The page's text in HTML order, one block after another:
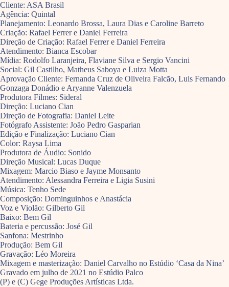
Cliente: ASA Brasil
Agência: Quintal
Planejamento: Leonardo Brossa, Laura Dias e Caroline Barreto
Criação: Rafael Ferrer e Daniel Ferreira
Direção de Criação: Rafael Ferrer e Daniel Ferreira
Atendimento: Bianca Escobar
Mídia: Rodolfo Laranjeira, Flaviane Silva e Sergio Vancini
Social: Gil Castilho, Matheus Saboya e Luiza Motta
Aprovação Cliente: Fernanda Cruz de Oliveira Falcão, Luis Fernando
Gonzaga Donádio e Aryanne Valenzuela
Produtora Filmes: Sideral
Direção: Luciano Cian
Direção de Fotografia: Daniel Leite
Fotógrafo Assistente: João Pedro Gasparian
Edição e Finalização: Luciano Cian
Color: Raysa Lima
Produtora de Áudio: Sonido
Direção Musical: Lucas Duque
Mixagem: Marcio Biaso e Jayme Monsanto
Atendimento: Alessandra Ferreira e Ligia Susini
Música: Tenho Sede
Composição: Dominguinhos e Anastácia
Voz e Violão: Gilberto Gil
Baixo: Bem Gil
Bateria e percussão: José Gil
Sanfona: Mestrinho
Produção: Bem Gil
Gravação: Léo Moreira
Mixagem e masterização: Daniel Carvalho no Estúdio ‘Casa da Nina’
Gravado em julho de 2021 no Estúdio Palco
(P) e (C) Gege Produções Artísticas Ltda.